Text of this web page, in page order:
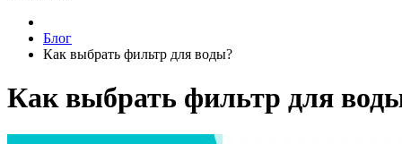
Блог
Как выбрать фильтр для воды?
Как выбрать фильтр для